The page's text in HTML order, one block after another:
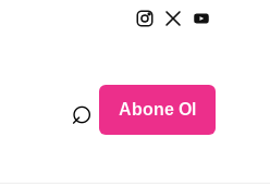
⌕ Abone Ol